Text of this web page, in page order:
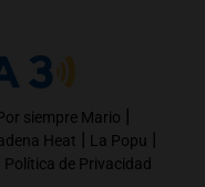
siempre Mario |
Heat | La Popu |
Política de Privacidad